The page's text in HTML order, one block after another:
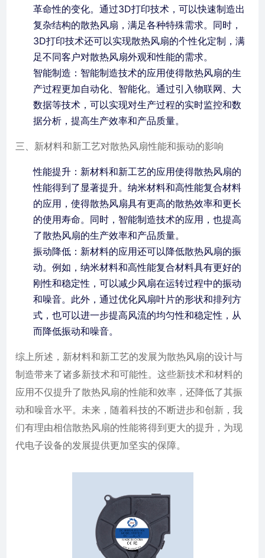
革命性的变化。通过3D打印技术，可以快速制造出
复杂结构的散热风扇，满足各种特殊需求。同时，
3D打印技术还可以实现散热风扇的个性化定制，满
足不同客户对散热风扇外观和性能的需求。
智能制造：智能制造技术的应用使得散热风扇的生
产过程更加自动化、智能化。通过引入物联网、大
数据等技术，可以实现对生产过程的实时监控和数
据分析，提高生产效率和产品质量。
三、新材料和新工艺对散热风扇性能和振动的影响
性能提升：新材料和新工艺的应用使得散热风扇的
性能得到了显著提升。纳米材料和高性能复合材料
的应用，使得散热风扇具有更高的散热效率和更长
的使用寿命。同时，智能制造技术的应用，也提高
了散热风扇的生产效率和产品质量。
振动降低：新材料的应用还可以降低散热风扇的振
动。例如，纳米材料和高性能复合材料具有更好的
刚性和稳定性，可以减少风扇在运转过程中的振动
和噪音。此外，通过优化风扇叶片的形状和排列方
式，也可以进一步提高风流的均匀性和稳定性，从
而降低振动和噪音。
综上所述，新材料和新工艺的发展为散热风扇的设计与
制造带来了诸多新技术和可能性。这些新技术和材料的
应用不仅提升了散热风扇的性能和效率，还降低了其振
动和噪音水平。未来，随着科技的不断进步和创新，我
们有理由相信散热风扇的性能将得到更大的提升，为现
代电子设备的发展提供更加坚实的保障。